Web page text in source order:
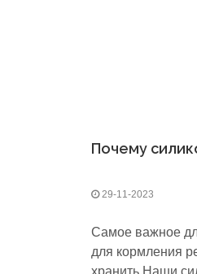
29-11-2023
Самое важное
для кормления
хранить.Наши